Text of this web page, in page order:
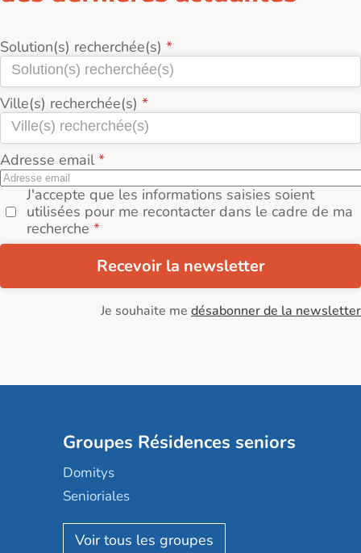
Solution(s) recherchée(s)
Ville(s) recherchée(s)
Adresse email
J'accepte que les informations saisies soient
utilisées pour me recontacter dans le cadre de ma
recherche
Recevoir la newsletter
Je souhaite me désabonner de la newsletter
Groupes Résidences seniors
Domitys
Senioriales
Nohée
Les Résidentiels